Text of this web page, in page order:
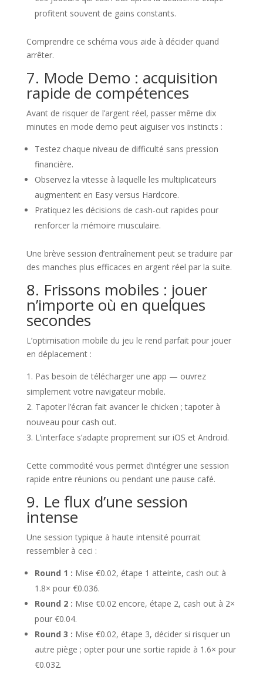
profitent souvent de gains constants.
Comprendre ce schéma vous aide à décider quand
arrêter.
7. Mode Demo : acquisition
rapide de compétences
Avant de risquer de l’argent réel, passer même dix
minutes en mode demo peut aiguiser vos instincts :
Testez chaque niveau de difficulté sans pression
financière.
Observez la vitesse à laquelle les multiplicateurs
augmentent en Easy versus Hardcore.
Pratiquez les décisions de cash‑out rapides pour
renforcer la mémoire musculaire.
Une brève session d’entraînement peut se traduire par
des manches plus efficaces en argent réel par la suite.
8. Frissons mobiles : jouer
n’importe où en quelques
secondes
L’optimisation mobile du jeu le rend parfait pour jouer
en déplacement :
Pas besoin de télécharger une app — ouvrez
simplement votre navigateur mobile.
Tapoter l’écran fait avancer le chicken ; tapoter à
nouveau pour cash out.
L’interface s’adapte proprement sur iOS et Android.
Cette commodité vous permet d’intégrer une session
rapide entre réunions ou pendant une pause café.
9. Le flux d’une session
intense
Une session typique à haute intensité pourrait
ressembler à ceci :
Round 1 : Mise €0.02, étape 1 atteinte, cash out à
1.8× pour €0.036.
Round 2 : Mise €0.02 encore, étape 2, cash out à 2×
pour €0.04.
Round 3 : Mise €0.02, étape 3, décider si risquer un
autre piège ; opter pour une sortie rapide à 1.6× pour
€0.032.